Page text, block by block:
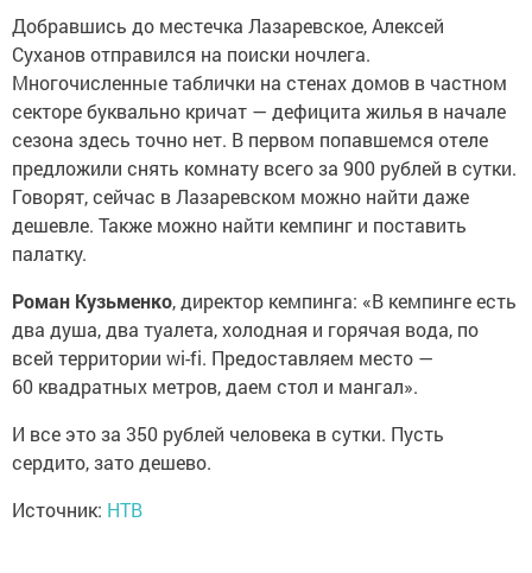
Добравшись до местечка Лазаревское, Алексей
Суханов отправился на поиски ночлега.
Многочисленные таблички на стенах домов в частном
секторе буквально кричат — дефицита жилья в начале
сезона здесь точно нет. В первом попавшемся отеле
предложили снять комнату всего за 900 рублей в сутки.
Говорят, сейчас в Лазаревском можно найти даже
дешевле. Также можно найти кемпинг и поставить
палатку.
Роман Кузьменко, директор кемпинга: «В кемпинге есть
два душа, два туалета, холодная и горячая вода, по
всей территории wi-fi. Предоставляем место —
60 квадратных метров, даем стол и мангал».
И все это за 350 рублей человека в сутки. Пусть
сердито, зато дешево.
Источник: НТВ